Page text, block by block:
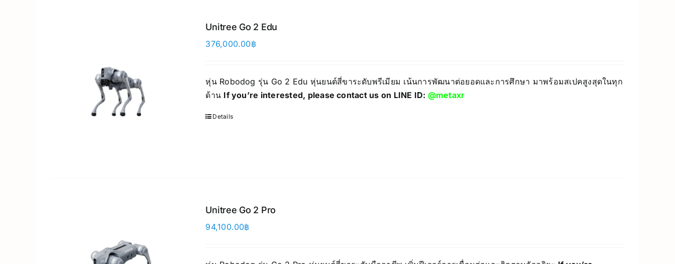
Unitree Go 2 Edu
376,000.00฿
หุ่น Robodog รุ่น Go 2 Edu หุ่นยนต์สี่ขาระดับพรีเมียม เน้นการพัฒนาต่อยอดและการศึกษา มาพร้อมสเปคสูงสุดในทุก
ด้าน If you’re interested, please contact us on LINE ID: @metaxr
Details
Unitree Go 2 Pro
94,100.00฿